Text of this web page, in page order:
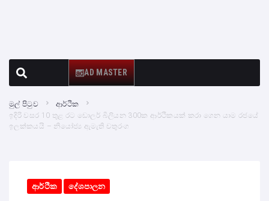
AD MASTER
මුල් පිටුව
ආර්ථික
ඉදිරි වසර 10 තුළ රට ඩොලර් බිලියන 300ක ආර්ථිකයක් කරා ගෙන යාම රජයේ
ඉලක්කයයි – නියෝජ්‍ය ඇමැති චතුරංග
ආර්ථික දේශපාලන